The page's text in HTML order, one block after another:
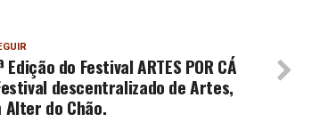
Edição do Festival ARTES POR CÁ
descentralizado de Artes,
Alter do Chão.